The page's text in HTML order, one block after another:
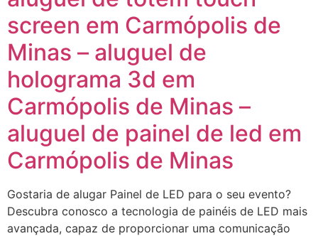
screen em Carmópolis de
Minas – aluguel de
holograma 3d em
Carmópolis de Minas –
aluguel de painel de led em
Carmópolis de Minas
Gostaria de alugar Painel de LED para o seu evento?
Descubra conosco a tecnologia de painéis de LED mais
avançada, capaz de proporcionar uma comunicação